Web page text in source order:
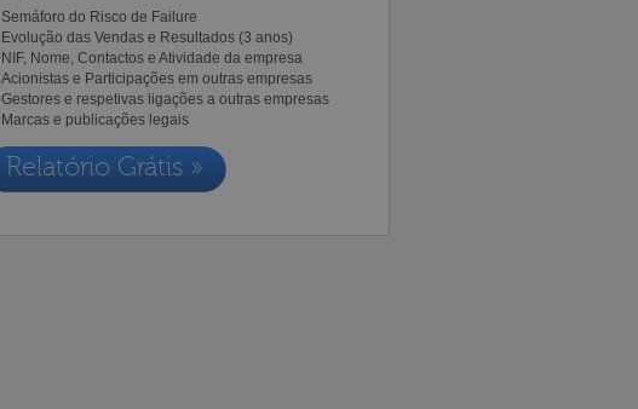
Semáforo do Risco de Failure
Evolução das Vendas e Resultados (3 anos)
NIF, Nome, Contactos e Atividade da empresa
Acionistas e Participações em outras empresas
Gestores e respetivas ligações a outras empresas
Marcas e publicações legais
Relatório Grátis »